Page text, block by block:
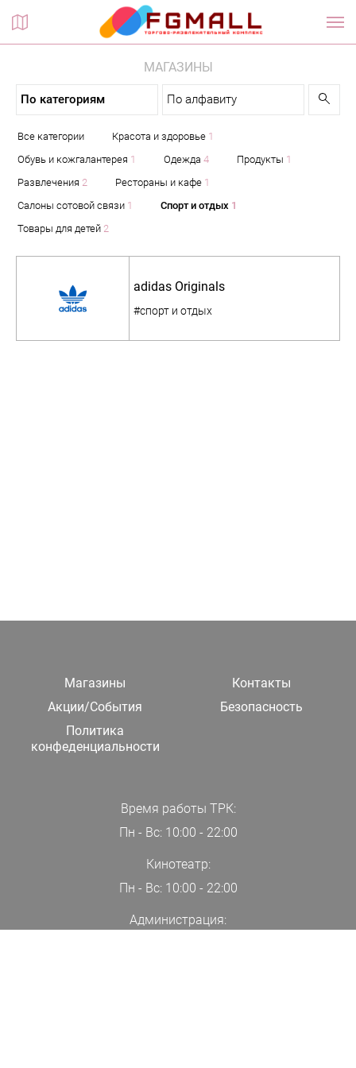
Планы этажей
МАГАЗИНЫ
По категориям По алфавиту
Все категории Красота и здоровье 1
Обувь и кожгалантерея 1 Одежда4 Продукты 1
Развлечения2 Рестораны и кафе 1
Салоны сотовой связи 1 Спорт и отдых 1
Товары для детей2
adidas Originals
#спорт и отдых
Магазины
Контакты
Акции/События
Безопасность
Политика
конфеденциальности
Время работы ТРК:
Пн - Вс: 10:00 - 22:00
Кинотеатр:
Пн - Вс: 10:00 - 22:00
Администрация: